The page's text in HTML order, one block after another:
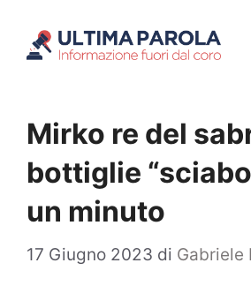
Mirko re del
bottiglie
un minuto
17 Giugno 2023 di Gabriele